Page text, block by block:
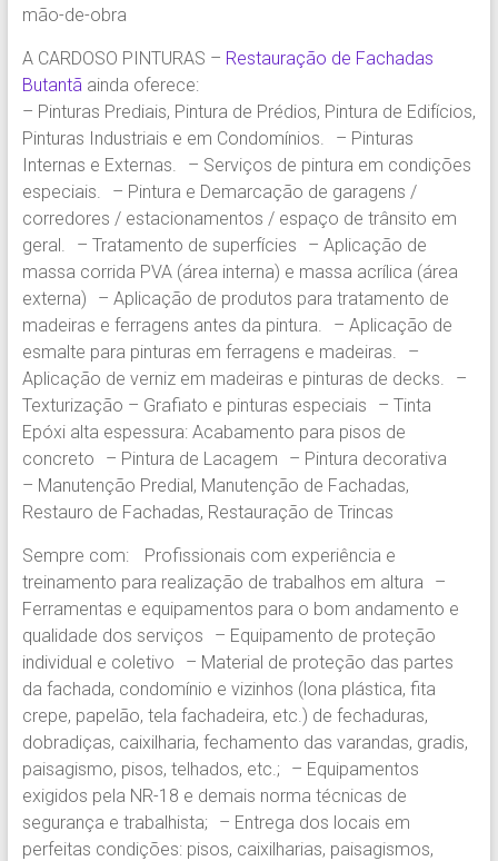
mão-de-obra
A CARDOSO PINTURAS – Restauração de Fachadas
Butantã ainda oferece:
– Pinturas Prediais, Pintura de Prédios, Pintura de Edifícios,
Pinturas Industriais e em Condomínios. – Pinturas
Internas e Externas. – Serviços de pintura em condições
especiais. – Pintura e Demarcação de garagens /
corredores / estacionamentos / espaço de trânsito em
geral. – Tratamento de superfícies – Aplicação de
massa corrida PVA (área interna) e massa acrílica (área
externa) – Aplicação de produtos para tratamento de
madeiras e ferragens antes da pintura. – Aplicação de
esmalte para pinturas em ferragens e madeiras. –
Aplicação de verniz em madeiras e pinturas de decks. –
Texturização – Grafiato e pinturas especiais – Tinta
Epóxi alta espessura: Acabamento para pisos de
concreto – Pintura de Lacagem – Pintura decorativa
– Manutenção Predial, Manutenção de Fachadas,
Restauro de Fachadas, Restauração de Trincas
Sempre com: Profissionais com experiência e
treinamento para realização de trabalhos em altura –
Ferramentas e equipamentos para o bom andamento e
qualidade dos serviços – Equipamento de proteção
individual e coletivo – Material de proteção das partes
da fachada, condomínio e vizinhos (lona plástica, fita
crepe, papelão, tela fachadeira, etc.) de fechaduras,
dobradiças, caixilharia, fechamento das varandas, gradis,
paisagismo, pisos, telhados, etc.; – Equipamentos
exigidos pela NR-18 e demais norma técnicas de
segurança e trabalhista; – Entrega dos locais em
perfeitas condições: pisos, caixilharias, paisagismos,